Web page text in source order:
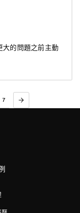
大的問題之前主動
7